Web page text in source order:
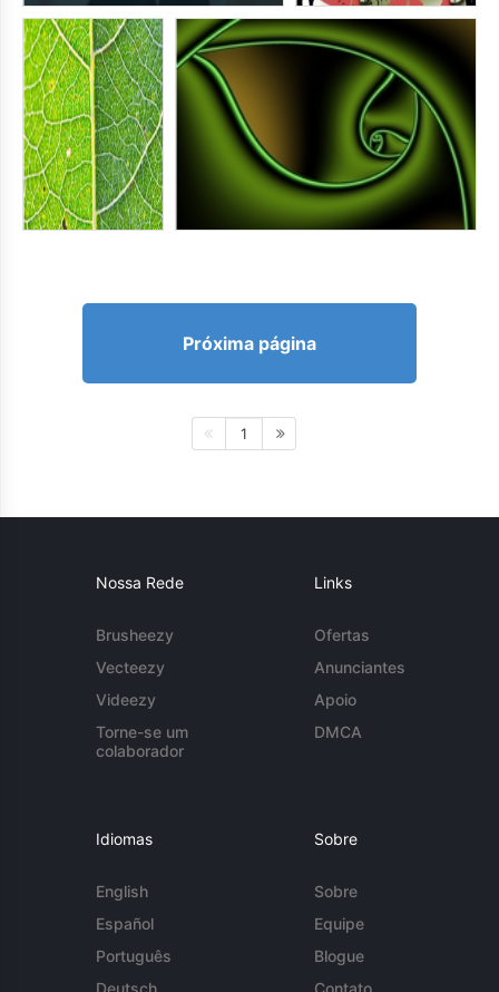
Próxima página
1
Nossa Rede
Brusheezy
Vecteezy
Videezy
Torne-se um
colaborador
Links
Ofertas
Anunciantes
Apoio
DMCA
Idiomas
English
Español
Português
Deutsch
Sobre
Sobre
Equipe
Blogue
Contato